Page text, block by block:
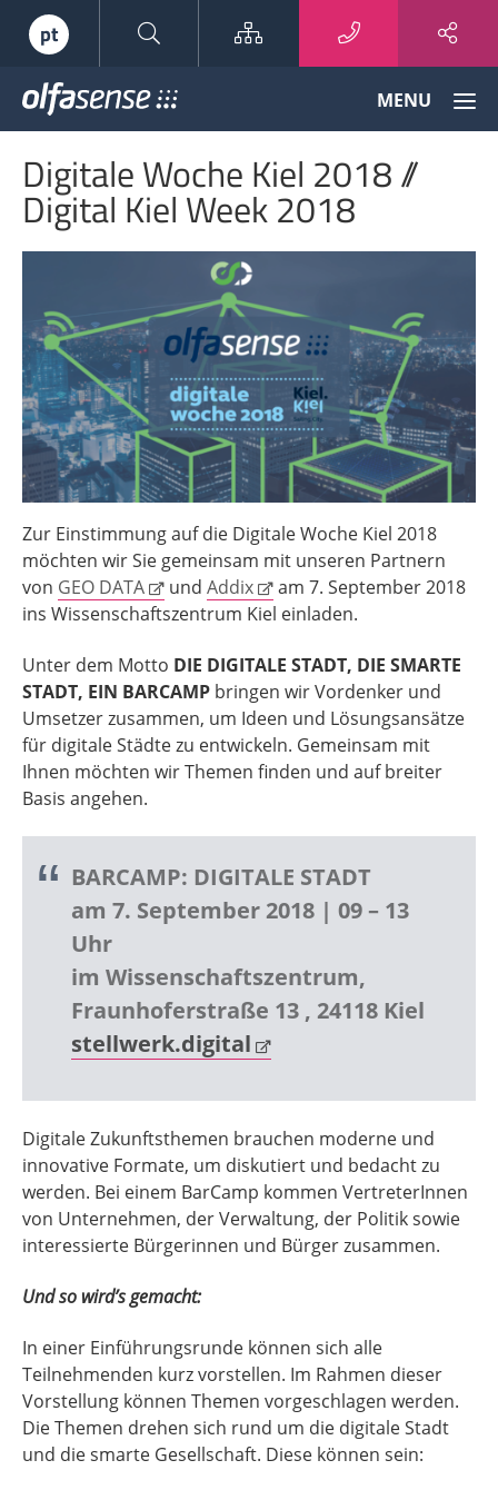
pt Sitemap
Odour
Data
to
Knowledge
MENU
Digitale Woche Kiel 2018 //
Digital Kiel Week 2018
Zur Einstimmung auf die Digitale Woche Kiel 2018
möchten wir Sie gemeinsam mit unseren Partnern
von GEO DATA undAddix
am 7. September 2018
ins Wissenschaftszentrum Kiel einladen.
Unter dem Motto DIE DIGITALE STADT, DIE SMARTE
STADT, EIN BARCAMP bringen wir Vordenker und
Umsetzer zusammen, um Ideen und Lösungsansätze
für digitale Städte zu entwickeln. Gemeinsam mit
Ihnen möchten wir Themen finden und auf breiter
Basis angehen.
BARCAMP: DIGITALE STADT
am 7. September 2018 | 09 – 13
Uhr
im Wissenschaftszentrum,
Fraunhoferstraße 13 , 24118 Kiel
stellwerk.digital
Digitale Zukunftsthemen brauchen moderne und
innovative Formate, um diskutiert und bedacht zu
werden. Bei einem BarCamp kommen VertreterInnen
von Unternehmen, der Verwaltung, der Politik sowie
interessierte Bürgerinnen und Bürger zusammen.
Und so wird’s gemacht:
In einer Einführungsrunde können sich alle
Teilnehmenden kurz vorstellen. Im Rahmen dieser
Vorstellung können Themen vorgeschlagen werden.
Die Themen drehen sich rund um die digitale Stadt
und die smarte Gesellschaft. Diese können sein: